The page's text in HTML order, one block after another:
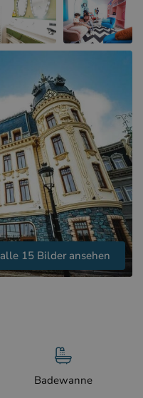
alle 15 Bilder ansehen
Badewanne